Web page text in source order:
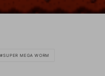
SUPER MEGA WORM